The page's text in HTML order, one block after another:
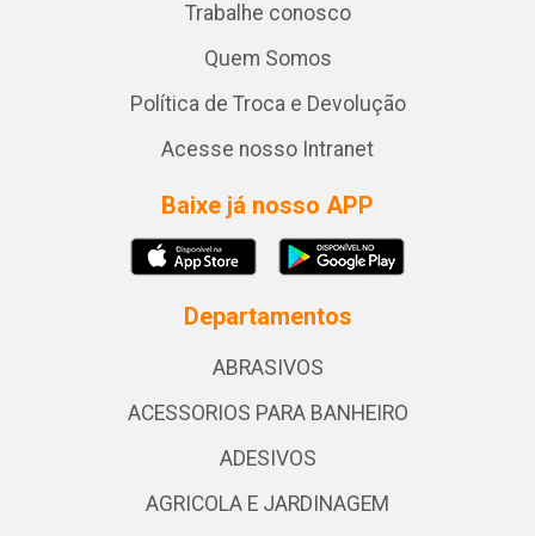
Trabalhe conosco
Quem Somos
Política de Troca e Devolução
Acesse nosso Intranet
Baixe já nosso APP
Departamentos
ABRASIVOS
ACESSORIOS PARA BANHEIRO
ADESIVOS
AGRICOLA E JARDINAGEM